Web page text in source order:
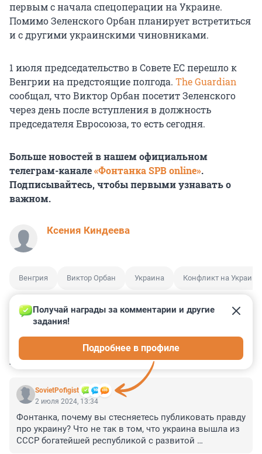
первым с начала спецоперации на Украине.
Помимо Зеленского Орбан планирует встретиться
и с другими украинскими чиновниками.
1 июля председательство в Совете ЕС перешло к
Венгрии на предстоящие полгода. The Guardian
сообщал, что Виктор Орбан посетит Зеленского
через день после вступления в должность
председателя Евросоюза, то есть сегодня.
Больше новостей в нашем официальном
телеграм-канале«Фонтанка SPB online».
Подписывайтесь, чтобы первыми узнавать о
важном.
Ксения Киндеева
Венгрия Виктор Орбан Украина Конфликт на Украине
КОММЕНТАРИИ 11
SovietPofigist
Получай награды за комментарии и другие
задания!
Подробнее в профиле
2 июля 2024, 13:34
Фонтанка, почему вы стесняетесь публиковать правду
про украину? Что не так в том, что украина вышла из
СССР богатейшей республикой с развитой